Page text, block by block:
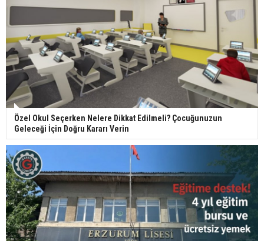
Özel Okul Seçerken Nelere Dikkat Edilmeli? Çocuğunuzun
Geleceği İçin Doğru Kararı Verin